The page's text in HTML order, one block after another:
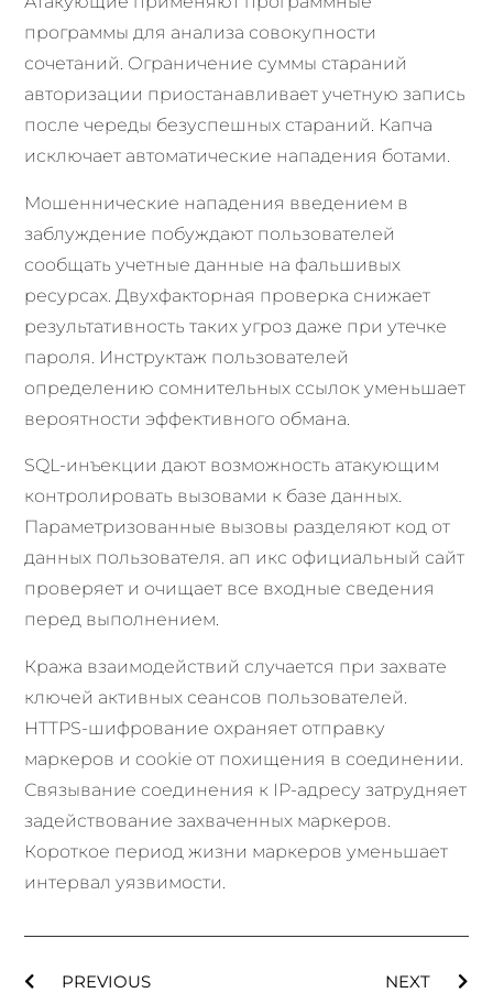
программы для анализа совокупности
сочетаний. Ограничение суммы стараний
авторизации приостанавливает учетную запись
после череды безуспешных стараний. Капча
исключает автоматические нападения ботами.
Мошеннические нападения введением в
заблуждение побуждают пользователей
сообщать учетные данные на фальшивых
ресурсах. Двухфакторная проверка снижает
результативность таких угроз даже при утечке
пароля. Инструктаж пользователей
определению сомнительных ссылок уменьшает
вероятности эффективного обмана.
SQL-инъекции дают возможность атакующим
контролировать вызовами к базе данных.
Параметризованные вызовы разделяют код от
данных пользователя. ап икс официальный сайт
проверяет и очищает все входные сведения
перед выполнением.
Кража взаимодействий случается при захвате
ключей активных сеансов пользователей.
HTTPS-шифрование охраняет отправку
маркеров и cookie от похищения в соединении.
Связывание соединения к IP-адресу затрудняет
задействование захваченных маркеров.
Короткое период жизни маркеров уменьшает
интервал уязвимости.
PREVIOUS NEXT